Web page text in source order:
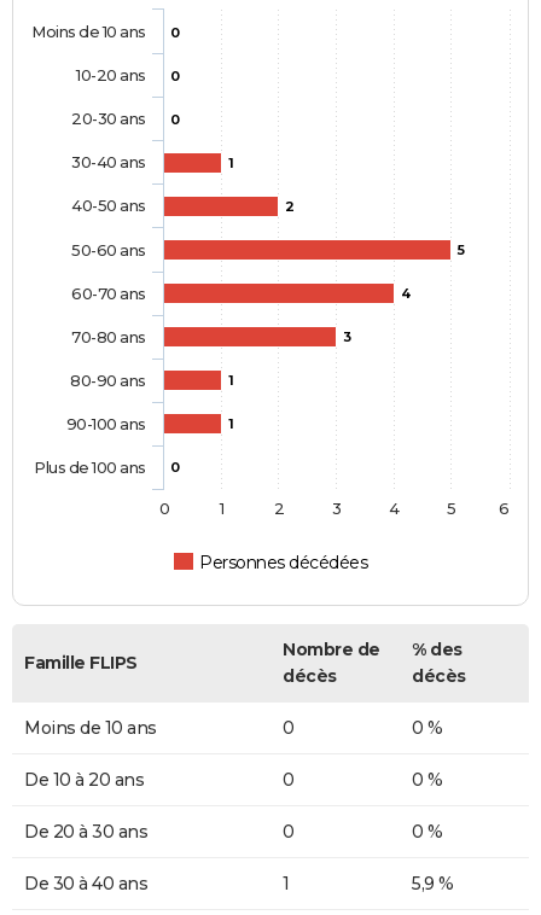
0
0
0
1
2
5
4
3
1
1
0
Personnes décédées
Moins de 10 ans
10-20 ans
20-30 ans
30-40 ans
40-50 ans
50-60 ans
60-70 ans
70-80 ans
80-90 ans
90-100 ans
Plus de 100 ans
0 1 2 3 4 5 6
Famille FLIPS
Nombre de
décès
% des
décès
Moins de 10 ans 0 0 %
De 10 à 20 ans 0 0 %
De 20 à 30 ans 0 0 %
De 30 à 40 ans 1 5,9 %